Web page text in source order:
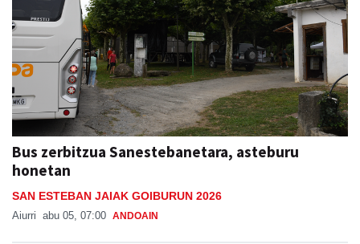
Bus zerbitzua Sanestebanetara, asteburu
honetan
SAN ESTEBAN JAIAK GOIBURUN 2026
Aiurri abu 05, 07:00 ANDOAIN